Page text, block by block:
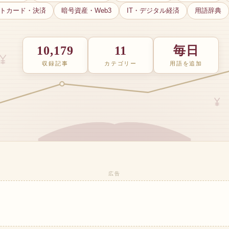
カード・決済 暗号資産・Web3 IT・デジタル経済 用語辞典
10,179
収録記事
11
カテゴリー
毎日
用語を追加
広告